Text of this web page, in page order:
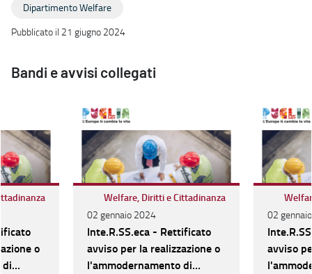
Dipartimento Welfare
Pubblicato il 21 giugno 2024
Bandi e avvisi collegati
o
Welfare, Diritti e Cittadinanza
02 gennaio 2024
Inte.R.SS.eca - Rettificato
avviso per la realizzazione o
l'ammodernamento di
02
avviso